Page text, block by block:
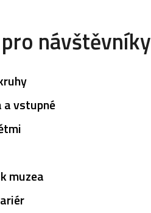
návštěvníky
a vstupné
muzea